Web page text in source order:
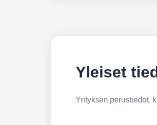
Yleiset
Yrityksen perustiedot,